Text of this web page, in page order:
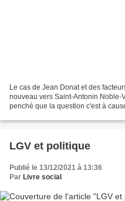
Le cas de Jean Donat et des
nouveau vers Saint-Antonin Noble-
penché que la question c'est à
LGV et politique
Publié le 13/12/2021 à 13:36
Par Livre social